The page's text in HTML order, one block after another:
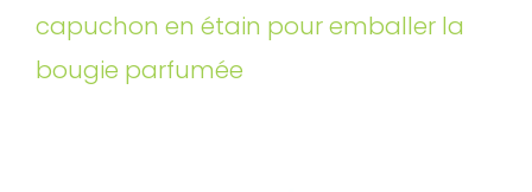
capuchon en étain pour emballer la
bougie parfumée